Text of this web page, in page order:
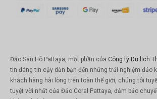
Đảo San Hô Pattaya, một phần của Công ty Du lịch
tin đáng tin cậy dẫn bạn đến những trải nghiệm đảo
khách hàng hài lòng trên toàn thế giới, chúng tôi
tuyệt vời nhất của Đảo Coral Pattaya, đảm bảo